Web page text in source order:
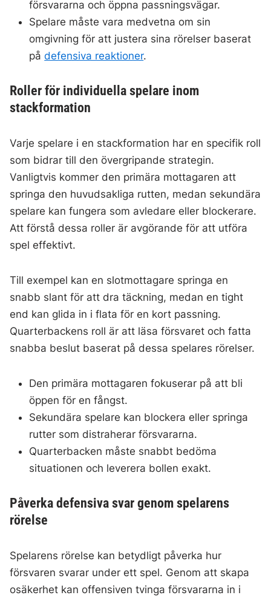
försvararna och öppna passningsvägar.
Spelare måste vara medvetna om sin
omgivning för att justera sina rörelser baserat
pådefensiva reaktioner.
Roller för individuella spelare inom
stackformation
Varje spelare i en stackformation har en specifik roll
som bidrar till den övergripande strategin.
Vanligtvis kommer den primära mottagaren att
springa den huvudsakliga rutten, medan sekundära
spelare kan fungera som avledare eller blockerare.
Att förstå dessa roller är avgörande för att utföra
spel effektivt.
Till exempel kan en slotmottagare springa en
snabb slant för att dra täckning, medan en tight
end kan glida in i flata för en kort passning.
Quarterbackens roll är att läsa försvaret och fatta
snabba beslut baserat på dessa spelares rörelser.
Den primära mottagaren fokuserar på att bli
öppen för en fångst.
Sekundära spelare kan blockera eller springa
rutter som distraherar försvararna.
Quarterbacken måste snabbt bedöma
situationen och leverera bollen exakt.
Påverka defensiva svar genom spelarens
rörelse
Spelarens rörelse kan betydligt påverka hur
försvaren svarar under ett spel. Genom att skapa
osäkerhet kan offensiven tvinga försvararna in i